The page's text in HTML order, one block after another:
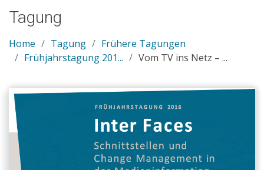
Tagung
Home Tagung
Frühere Tagungen
Frühjahrstagung 201...
Vom TV ins Netz – ...